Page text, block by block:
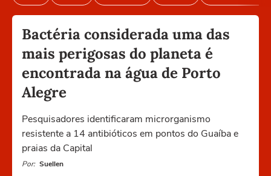
Bactéria considerada uma das
mais perigosas do planeta é
encontrada na água de Porto
Alegre
Pesquisadores identificaram microrganismo
resistente a 14 antibióticos em pontos do Guaíba e
praias da Capital
Por: Suellen